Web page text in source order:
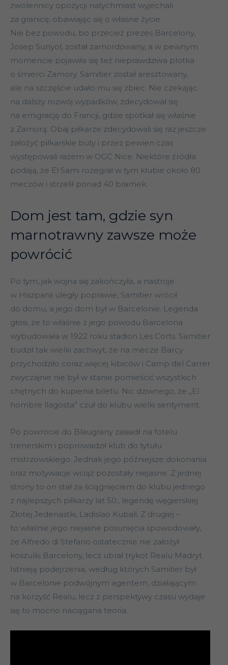
zwolennicy opozycji natychmiast wyjechali
za granicę, obawiając się o własne życie.
Nie bez powodu, bo przecież prezes Barcelony,
Josep Sunyol, został zamordowany, a w pewnym
momencie pojawiła się też nieprawdziwa plotka
o śmierci Zamory. Samitier został aresztowany,
ale na szczęście udało mu się zbiec. Nie czekając
na dalszy rozwój wypadków, zdecydował się
na emigrację do Francji, gdzie spotkał się właśnie
z Zamorą. Obaj piłkarze zdecydowali się raz jeszcze
założyć piłkarskie buty i przez pewien czas
występowali razem w OGC Nice. Niektóre źródła
podają, że El Sami rozegrał w tym klubie około 80
meczów i strzelił ponad 40 bramek.
Dom jest tam, gdzie syn
marnotrawny zawsze może
powrócić
Po tym, jak wojna się zakończyła, a nastroje
w Hiszpanii uległy poprawie, Samitier wrócił
do domu, a jego dom był w Barcelonie. Legenda
głosi, że to właśnie z jego powodu Barcelona
wybudowała w 1922 roku stadion Les Corts. Samitier
budził tak wielki zachwyt, że na mecze Barcy
przychodziło coraz więcej kibiców i Camp del Carrer
zwyczajnie nie był w stanie pomieścić wszystkich
chętnych do kupienia biletu. Nic dziwnego, że „El
hombre llagosta” czuł do klubu wielki sentyment.
Po powrocie do Blaugrany zasiadł na fotelu
trenerskim i poprowadził klub do tytułu
mistrzowskiego. Jednak jego późniejsze dokonania
oraz motywacje wciąż pozostały niejasne. Z jednej
strony to on stał za ściągnięciem do klubu jednego
z najlepszych piłkarzy lat 50., legendę węgierskiej
Złotej Jedenastki, Ladislao Kubali. Z drugiej –
to właśnie jego niejasne posunięcia spowodowały,
że Alfredo di Stefano ostatecznie nie założył
koszulki Barcelony, lecz ubrał trykot Realu Madryt.
Istnieją podejrzenia, według których Samitier był
w Barcelonie podwójnym agentem, działającym
na korzyść Realu, lecz z perspektywy czasu wydaje
się to mocno naciągana teoria.